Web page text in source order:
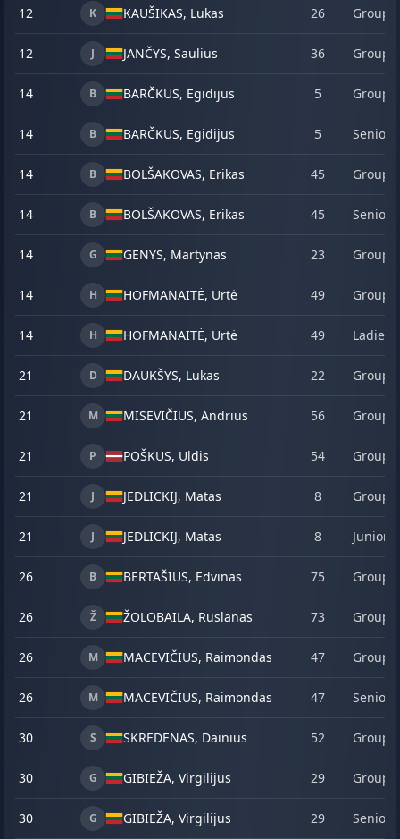
12 K KAUŠIKAS, Lukas 26 Group
12 J JANČYS, Saulius 36 Group
14 B BARČKUS, Egidijus 5 Group
14 B BARČKUS, Egidijus 5 Senior
14 B BOLŠAKOVAS, Erikas 45 Group
14 B BOLŠAKOVAS, Erikas 45 Senior
14 G GENYS, Martynas 23 Group
14 H HOFMANAITĖ, Urtė 49 Group
14 H HOFMANAITĖ, Urtė 49 Ladies
21 D DAUKŠYS, Lukas 22 Group
21 M MISEVIČIUS, Andrius 56 Group
21 P POŠKUS, Uldis 54 Group
21 J JEDLICKIJ, Matas 8 Group
21 J JEDLICKIJ, Matas 8 Junior
26 B BERTAŠIUS, Edvinas 75 Group
26 Ž ŽOLOBAILA, Ruslanas 73 Group
26 M MACEVIČIUS, Raimondas 47 Group
26 M MACEVIČIUS, Raimondas 47 Senior
30 S SKREDENAS, Dainius 52 Group
30 G GIBIEŽA, Virgilijus 29 Group
30 G GIBIEŽA, Virgilijus 29 Senior